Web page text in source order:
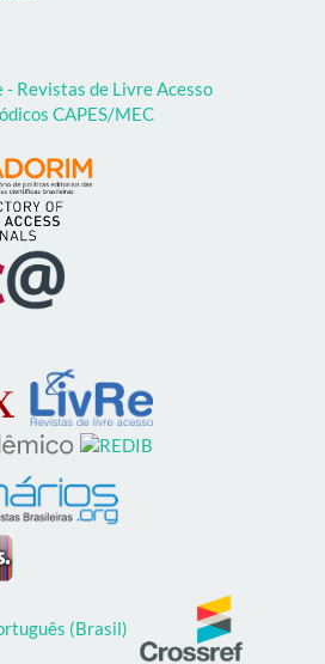
- Revistas de Livre Acesso
CAPES/MEC